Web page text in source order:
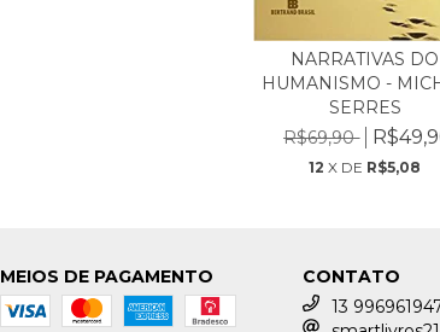
NARRATIVAS DO
HUMANISMO -
SERRES
R$69,90
12 X DE R$5,08
MEIOS DE PAGAMENTO
CONTATO
13